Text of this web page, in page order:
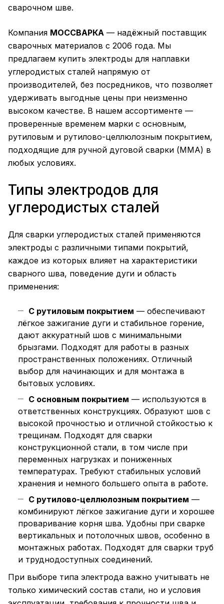
сварочном шве.
Компания МОССВАРКА — надёжный поставщик
сварочных материалов с 2006 года. Мы
предлагаем купить электроды для наплавки
углеродистых сталей напрямую от
производителей, без посредников, что позволяет
удерживать выгодные цены при неизменно
высоком качестве. В нашем ассортименте —
проверенные временем марки с основным,
рутиловым и рутилово-целлюлозным покрытием,
подходящие для ручной дуговой сварки (ММА) в
любых условиях.
Типы электродов для
углеродистых сталей
Для сварки углеродистых сталей применяются
электроды с различными типами покрытий,
каждое из которых влияет на характеристики
сварного шва, поведение дуги и область
применения:
С рутиловым покрытием — обеспечивают
лёгкое зажигание дуги и стабильное горение,
дают аккуратный шов с минимальными
брызгами. Подходят для работы в разных
пространственных положениях. Отличный
выбор для начинающих и для монтажа в
бытовых условиях.
С основным покрытием — используются в
ответственных конструкциях. Образуют шов с
высокой прочностью и отличной стойкостью к
трещинам. Подходят для сварки
конструкционной стали, в том числе при
переменных нагрузках и пониженных
температурах. Требуют стабильных условий
хранения и немного большего опыта в работе.
С рутилово-целлюлозным покрытием —
комбинируют лёгкое зажигание дуги и хорошее
проваривание корня шва. Удобны при сварке
вертикальных и потолочных швов, особенно в
монтажных работах. Подходят для сварки труб
и труднодоступных соединений.
При выборе типа электрода важно учитывать не
только химический состав стали, но и условия